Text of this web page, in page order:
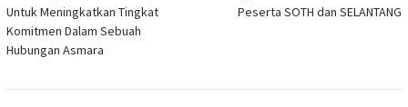
Untuk Meningkatkan Tingkat
Komitmen Dalam Sebuah
Hubungan Asmara
Peserta SOTH dan SELANTANG